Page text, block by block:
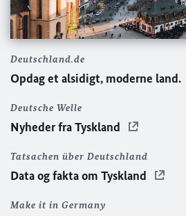
Deutschland.de
Opdag et alsidigt, moderne land.
Deutsche Welle
Nyheder fra Tyskland
Tatsachen über Deutschland
Data og fakta om Tyskland
Make it in Germany